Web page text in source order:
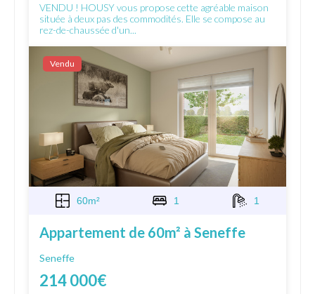
VENDU ! HOUSY vous propose cette agréable maison
située à deux pas des commodités. Elle se compose au
rez-de-chaussée d'un...
Vendu
60m² 1 1
Appartement de 60m² à Seneffe
Seneffe
214 000€